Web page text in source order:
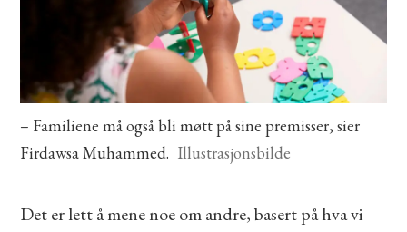
– Familiene må også bli møtt på sine premisser, sier
Firdawsa Muhammed. Illustrasjonsbilde
Det er lett å mene noe om andre, basert på hva vi